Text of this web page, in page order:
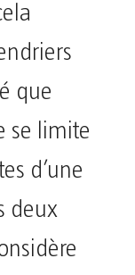
que
se limite
d’une
deux